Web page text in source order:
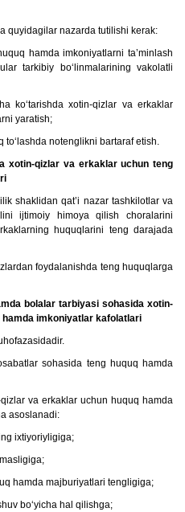
quyidagilar nazarda tutilishi kerak:
hamda imkoniyatlarni ta’minlash
tarkibiy bo‘linmalarining vakolatli
ko‘tarishda xotin-qizlar va erkaklar
yaratish;
notenglikni bartaraf etish.
xotin-qizlar va erkaklar uchun teng
shaklidan qat’i nazar tashkilotlar va
ijtimoiy himoya qilish choralarini
huquqlarini teng darajada
foydalanishda teng huquqlarga
bolalar tarbiyasi sohasida xotin-
imkoniyatlar kafolatlari
sohasida teng huquq hamda
va erkaklar uchun huquq hamda
asoslanadi:
ixtiyoriyligiga;
hamda majburiyatlari tengligiga;
bo‘yicha hal qilishga;